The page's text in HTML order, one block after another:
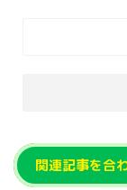
関連記事を合